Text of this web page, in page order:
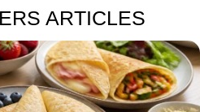
ARTICLES